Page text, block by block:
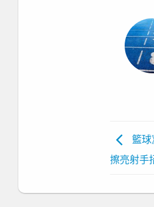
籃
擦亮射手